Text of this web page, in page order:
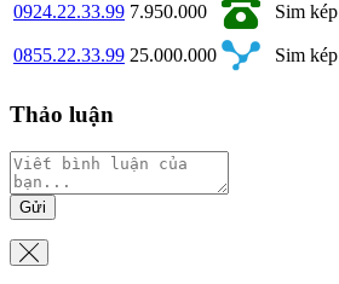
0924.22.33.99 7.950.000 Sim kép
0855.22.33.99 25.000.000 Sim kép
Thảo luận
Gửi